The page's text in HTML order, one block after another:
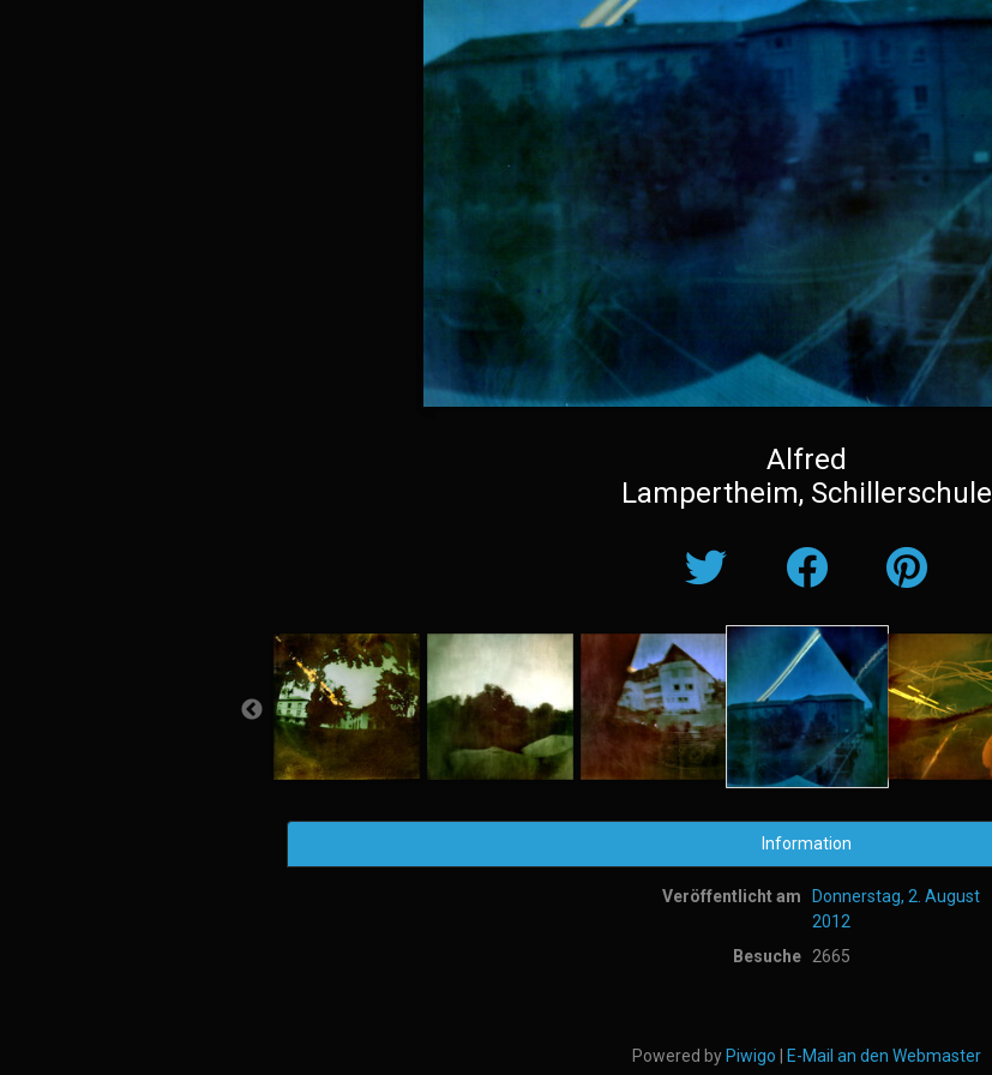
Alfred
Lampertheim, Schillerschule
Information
Veröffentlicht am
Donnerstag, 2. August
2012
Besuche
2665
Powered by Piwigo E-Mail an den Webmaster